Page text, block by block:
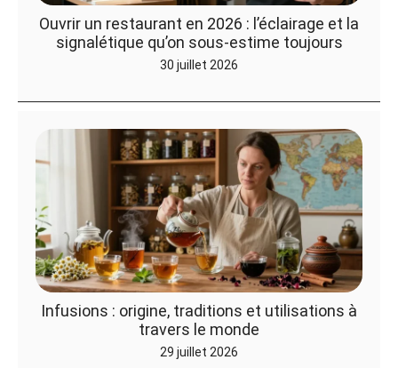
Ouvrir un restaurant en 2026 : l’éclairage et la
signalétique qu’on sous-estime toujours
30 juillet 2026
Infusions : origine, traditions et utilisations à
travers le monde
29 juillet 2026